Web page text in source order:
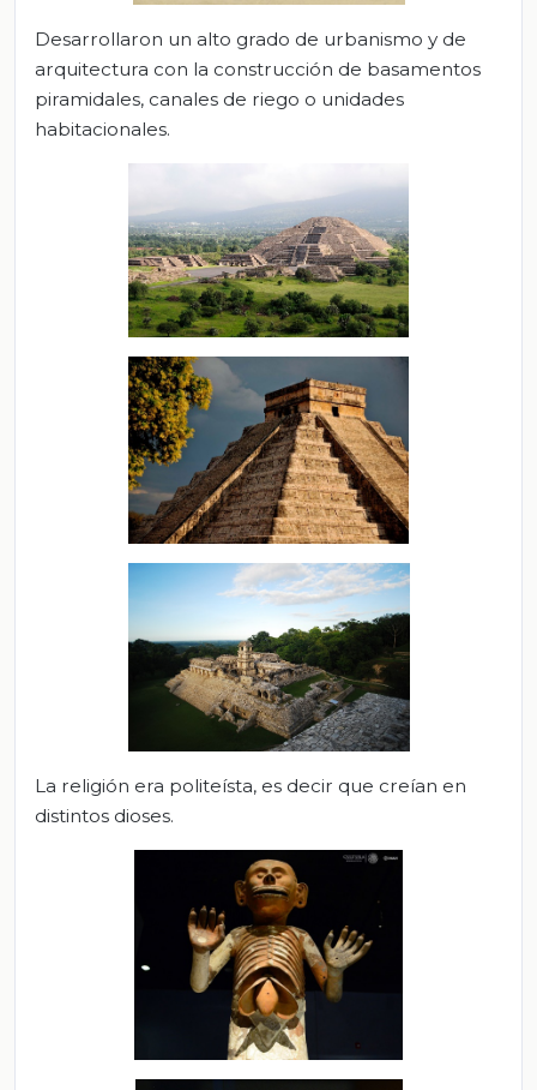
Desarrollaron un alto grado de urbanismo y de
arquitectura con la construcción de basamentos
piramidales, canales de riego o unidades
habitacionales.
La religión era politeísta, es decir que creían en
distintos dioses.